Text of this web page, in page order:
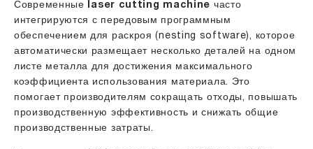
Современные laser cutting machine часто
интегрируются с передовым программным
обеспечением для раскроя (nesting software), которое
автоматически размещает несколько деталей на одном
листе металла для достижения максимального
коэффициента использования материала. Это
помогает производителям сокращать отходы, повышать
производственную эффективность и снижать общие
производственные затраты.